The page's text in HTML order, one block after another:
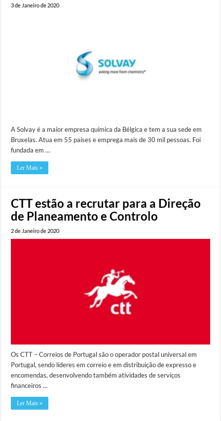
3 de Janeiro de 2020
A Solvay é a maior empresa química da Bélgica e tem a sua sede em
Bruxelas. Atua em 55 países e emprega mais de 30 mil pessoas. Foi
fundada em …
Ler Mais »
CTT estão a recrutar para a Direção
de Planeamento e Controlo
2 de Janeiro de 2020
Os CTT – Correios de Portugal são o operador postal universal em
Portugal, sendo líderes em correio e em distribuição de expresso e
encomendas, desenvolvendo também atividades de serviços
financeiros …
Ler Mais »